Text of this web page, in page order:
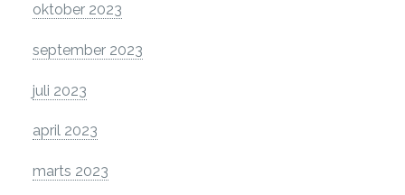
oktober 2023
september 2023
juli 2023
april 2023
marts 2023